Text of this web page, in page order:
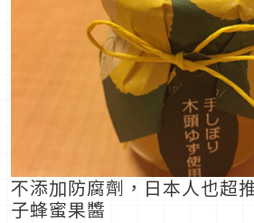
不添加防腐劑，日本人也超
子蜂蜜果醬